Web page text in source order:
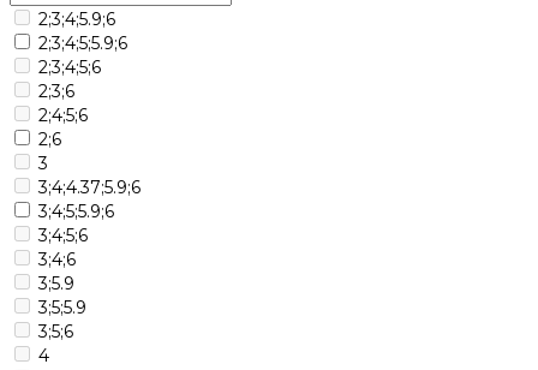
2;3;4;5.9;6
2;3;4;5;5.9;6
2;3;4;5;6
2;3;6
2;4;5;6
2;6
3
3;4;4.37;5.9;6
3;4;5;5.9;6
3;4;5;6
3;4;6
3;5.9
3;5;5.9
3;5;6
4